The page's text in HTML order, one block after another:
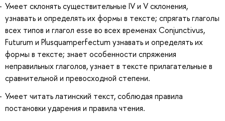
Умеет склонять существительные IV и V склонения,
узнавать и определять их формы в тексте; спрягать глаголы
всех типов и глагол esse во всех временах Conjunctivus,
Futurum и Plusquamperfectum узнавать и определять их
формы в тексте; знает особенности спряжения
неправильных глаголов, узнает в тексте прилагательные в
сравнительной и превосходной степени.
Умеет читать латинский текст, соблюдая правила
постановки ударения и правила чтения.